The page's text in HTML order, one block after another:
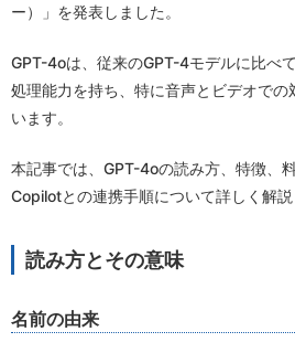
ー）」を発表しました。
GPT-4oは、従来のGPT-4モデルに比べ
処理能力を持ち、特に音声とビデオでの
います。
本記事では、GPT-4oの読み方、特徴、
Copilotとの連携手順について詳しく解説
読み方とその意味
名前の由来